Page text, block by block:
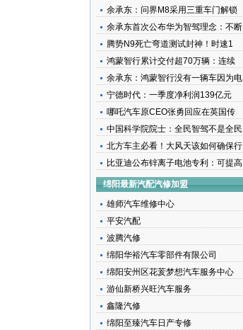
余承东：问界M8采用三重车门解锁
余承东首次公布华为智驾理念：不断
腾势N9死亡弯道测试封神！时速1
鸿蒙智行累计交付超70万辆：连续
余承东：鸿蒙智行没有一辆车因为电
宁德时代：一季度净利润139亿元
哪吒汽车原CEO张勇回应在英国传
中国科学院院士：全民智驾不是全民
北方车主必看！大风天该如何确保行
比亚迪公布锌离子电池专利：可提高
绵阳最新汽配汽修加盟
雄师汽车维修中心
平安汽配
波腾汽修
绵阳华裕汽车零部件有限公司
绵阳安州区花荄梦想汽车服务中心
游仙新桥兴旺汽车服务
鑫隆汽修
绵阳至臻汽车日产专修